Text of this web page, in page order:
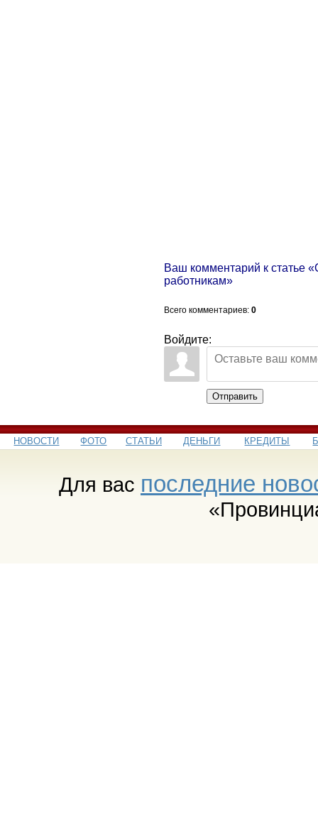
Ваш комментарий к статье
работникам»
Всего комментариев: 0
Войдите:
Отправить
НОВОСТИ ФОТО СТАТЬИ ДЕНЬГИ КРЕДИТЫ
Для вас последние